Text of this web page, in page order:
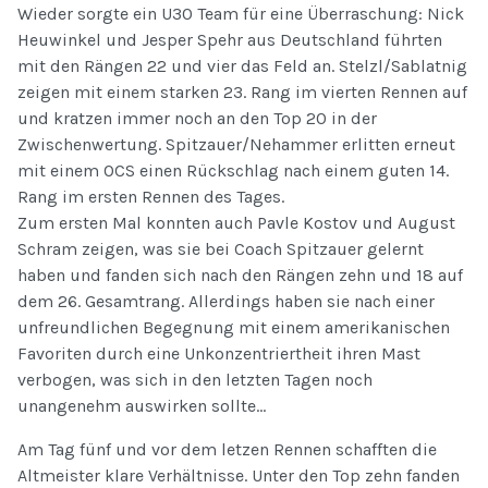
Wieder sorgte ein U30 Team für eine Überraschung: Nick
Heuwinkel und Jesper Spehr aus Deutschland führten
mit den Rängen 22 und vier das Feld an. Stelzl/Sablatnig
zeigen mit einem starken 23. Rang im vierten Rennen auf
und kratzen immer noch an den Top 20 in der
Zwischenwertung. Spitzauer/Nehammer erlitten erneut
mit einem OCS einen Rückschlag nach einem guten 14.
Rang im ersten Rennen des Tages.
Zum ersten Mal konnten auch Pavle Kostov und August
Schram zeigen, was sie bei Coach Spitzauer gelernt
haben und fanden sich nach den Rängen zehn und 18 auf
dem 26. Gesamtrang. Allerdings haben sie nach einer
unfreundlichen Begegnung mit einem amerikanischen
Favoriten durch eine Unkonzentriertheit ihren Mast
verbogen, was sich in den letzten Tagen noch
unangenehm auswirken sollte…
Am Tag fünf und vor dem letzen Rennen schafften die
Altmeister klare Verhältnisse. Unter den Top zehn fanden